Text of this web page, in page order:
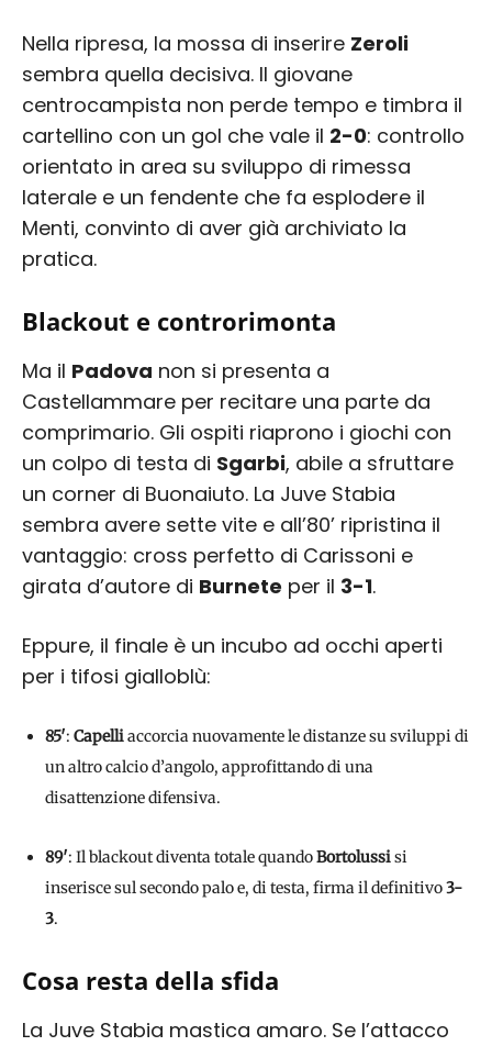
Nella ripresa, la mossa di inserire Zeroli
sembra quella decisiva. Il giovane
centrocampista non perde tempo e timbra il
cartellino con un gol che vale il 2-0: controllo
orientato in area su sviluppo di rimessa
laterale e un fendente che fa esplodere il
Menti, convinto di aver già archiviato la
pratica.
Blackout e controrimonta
Ma il Padova non si presenta a
Castellammare per recitare una parte da
comprimario. Gli ospiti riaprono i giochi con
un colpo di testa di Sgarbi, abile a sfruttare
un corner di Buonaiuto. La Juve Stabia
sembra avere sette vite e all’80’ ripristina il
vantaggio: cross perfetto di Carissoni e
girata d’autore di Burnete per il 3-1.
Eppure, il finale è un incubo ad occhi aperti
per i tifosi gialloblù:
85′: Capelliaccorcia nuovamente le distanze su sviluppi di
un altro calcio d’angolo, approfittando di una
disattenzione difensiva.
89′: Il blackout diventa totale quandoBortolussisi
inserisce sul secondo palo e, di testa, firma il definitivo3-
3.
Cosa resta della sfida
La Juve Stabia mastica amaro. Se l’attacco